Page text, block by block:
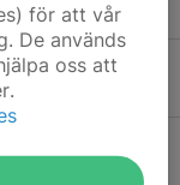
för att vår
De används
oss att